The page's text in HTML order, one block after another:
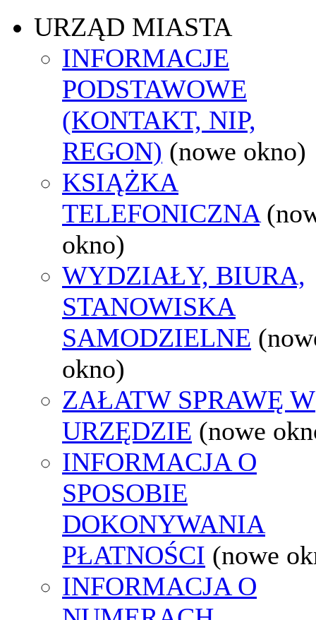
URZĄD MIASTA
INFORMACJE
PODSTAWOWE
(KONTAKT, NIP,
REGON) (nowe okno)
KSIĄŻKA
TELEFONICZNA
okno)
WYDZIAŁY, BIURA,
STANOWISKA
SAMODZIELNE
okno)
ZAŁATW SPRAWĘ W
URZĘDZIE (nowe
INFORMACJA O
SPOSOBIE
DOKONYWANIA
PŁATNOŚCI (nowe
INFORMACJA O